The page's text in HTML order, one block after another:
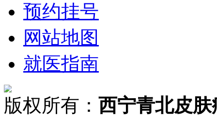
预约挂号
网站地图
就医指南
版权所有： 西宁青北皮肤